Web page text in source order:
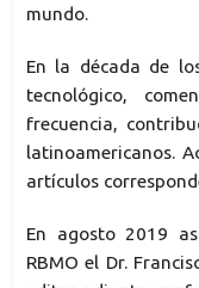
mundo.
En la década de
tecnológico,
frecuencia,
latinoamericanos.
artículos
En agosto 2019
RBMO el Dr.